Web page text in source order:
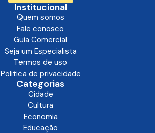
Institucional
Quem somos
Fale conosco
Guia Comercial
Seja um Especialista
Termos de uso
Politica de privacidade
Categorias
Cidade
Cultura
Economia
Educação